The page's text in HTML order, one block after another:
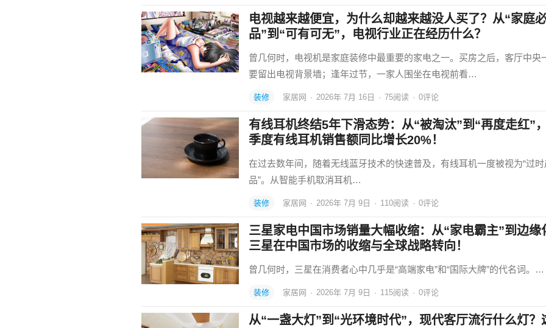
电视越来越便宜，为什么却越来越没人买了？从“家庭
品”到“可有可无”，电视行业正在经历什么？
曾几何时，电视机是家庭装修中最重要的家电之一。买房之后，客厅中央
要留出电视背景墙；逢年过节，一家人围坐在电视前看…
装修 家居网 · 2026年 7月 16日 · 75阅读 · 0评论
有线耳机终结5年下滑态势：从“被淘汰”到“再度走红”
季度有线耳机销售额同比增长20%！
在过去数年间，随着无线蓝牙技术的快速普及，有线耳机一度被视为“过时
品”。从智能手机取消耳机…
装修 家居网 · 2026年 7月 9日 · 110阅读 · 0评论
三星家电中国市场销量大幅收缩：从“家电霸主”到边缘
三星在中国市场的收缩与全球战略转向！
曾几何时，三星在消费者心中几乎是“高端家电”和“国际大牌”的代名词。…
装修 家居网 · 2026年 7月 9日 · 115阅读 · 0评论
从“一盏大灯”到“光环境时代”，现代客厅流行什么灯？